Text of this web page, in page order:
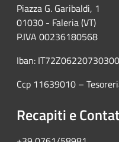
Piazza G. Garibaldi, 1
01030 - Faleria (VT)
P.IVA 00236180568
Iban:
Ccp 11639010 –
Recapiti e